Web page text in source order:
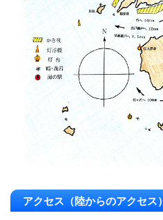
アクセス（陸からのアクセス）